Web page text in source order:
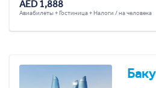
AED 1,888
Авиабилеты + Гостиница + Налоги / на человека
Баку